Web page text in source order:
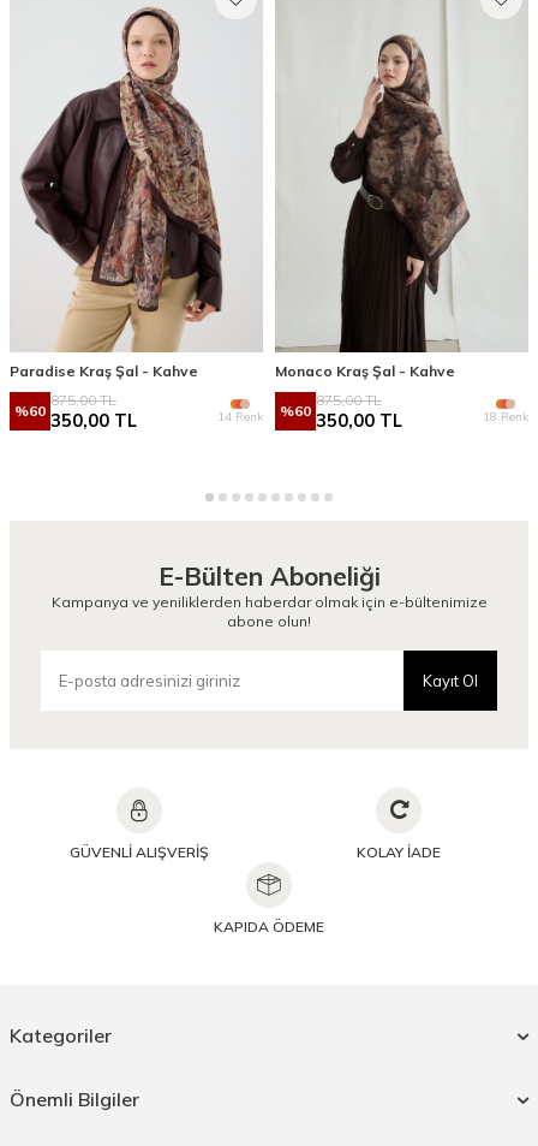
Paradise Kraş Şal - Kahve
%60
875,00TL
350,00 TL 14 Renk
Monaco Kraş Şal - Kahve
%60
875,00TL
350,00 TL 18 Renk
E-Bülten Aboneliği
Kampanya ve yeniliklerden haberdar olmak için e-bültenimize
abone olun!
Kayıt Ol
GÜVENLİ ALIŞVERİŞ KOLAY İADE
KAPIDA ÖDEME
Kategoriler
Önemli Bilgiler